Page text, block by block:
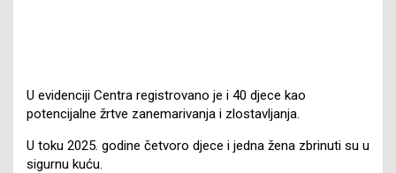
U evidenciji Centra registrovano je i 40 djece kao
potencijalne žrtve zanemarivanja i zlostavljanja.
U toku 2025. godine četvoro djece i jedna žena zbrinuti su u
sigurnu kuću.